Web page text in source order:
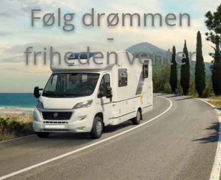
Følg drømmen
-
friheden venter